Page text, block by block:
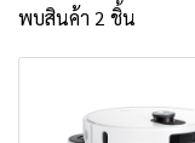
พบสินค้า 2 ชิ้น